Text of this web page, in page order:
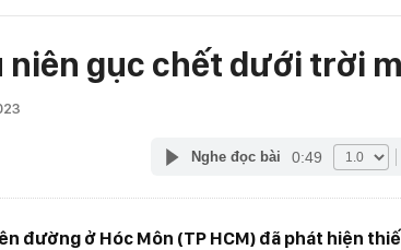
niên gục chết dưới trời
Nghe đọc bài 0:49
đường ở Hóc Môn (TP HCM) đã phát hiện